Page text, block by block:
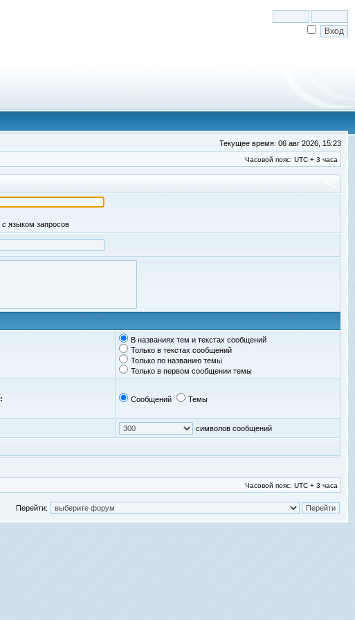
Текущее время: 06 авг 2026, 15:23
Часовой пояс: UTC + 3 часа
языком запросов
В названиях тем и текстах сообщений
Только в текстах сообщений
Только по названию темы
Только в первом сообщении темы
Сообщений Темы
символов сообщений
Часовой пояс: UTC + 3 часа
Перейти: